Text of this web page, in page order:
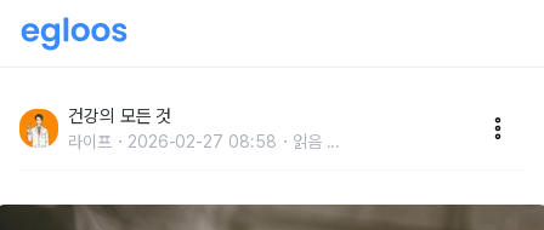
건강의 모든 것
라이프 2026-02-27 08:58 읽음 ...